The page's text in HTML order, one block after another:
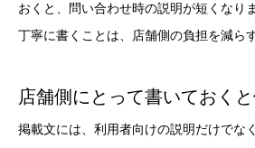
おくと、問い合わせ時の説明が短くなり
丁寧に書くことは、店舗側の負担を減ら
店舗側にとって書いておく
掲載文には、利用者向けの説明だけでな